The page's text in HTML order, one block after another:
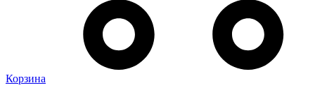
Корзина